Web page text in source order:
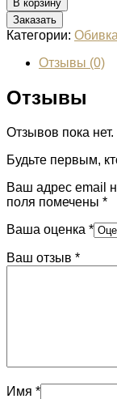
45
Б
В корзину
Заказать
Категории: Обивка
Отзывы (0)
Отзывы
Отзывов пока нет.
Будьте первым,
Ваш адрес email
поля помечены *
Ваша оценка *
Ваш отзыв *
Имя *